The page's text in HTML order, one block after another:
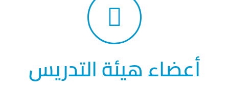
أعضاء هيئة التدريس
تعرف علي الموارد والمكاتب
والخدمات التي تساعد أعضاء هيئة
التدريس